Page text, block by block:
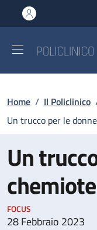
al contenuto
to footer content
Briciole di
Home / Il Policlinico
Un trucco per le
Un
FOCUS
28 Febbraio 2023